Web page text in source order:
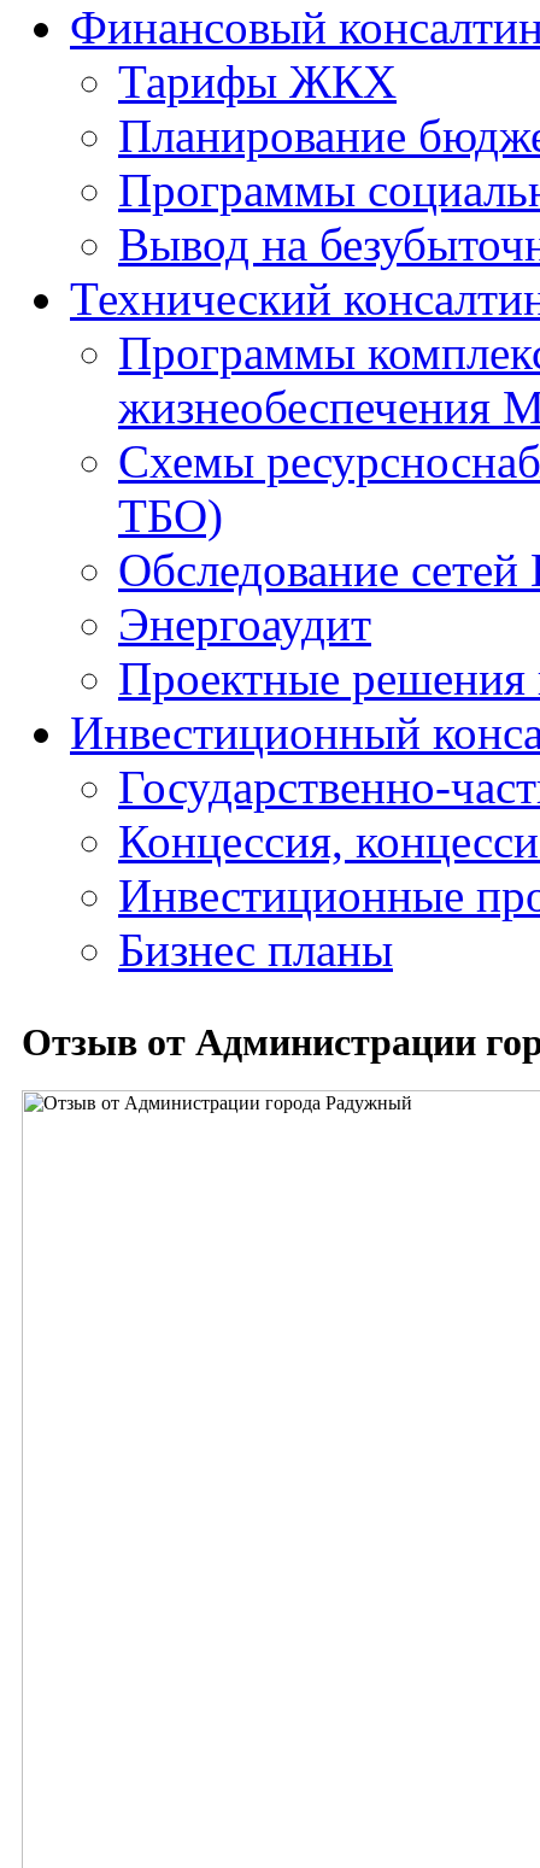
Финансовый
Тарифы ЖКХ
Планирование
Программы
Вывод на
Технический
Программы
жизнеобеспечения
Схемы
ТБО)
Обследование
Энергоаудит
Проектные решения
Инвестиционный
Государственно-
Концессия,
Инвестиционные
Бизнес планы
Отзыв от Администрации